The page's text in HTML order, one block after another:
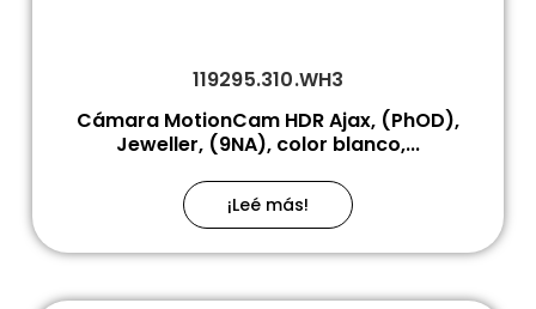
119295.310.WH3
Cámara MotionCam HDR Ajax, (PhOD),
Jeweller, (9NA), color blanco,...
¡Leé más!